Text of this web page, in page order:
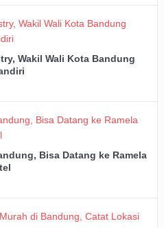
Wakil Wali Kota Bandung
Bisa Datang ke Ramela